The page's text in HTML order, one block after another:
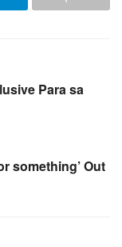
Para sa
something’ Out